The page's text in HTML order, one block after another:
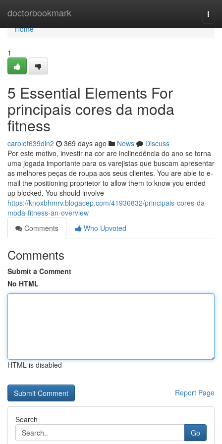
doctorbookmark
Home
Home
1
5 Essential Elements For
principais cores da moda
fitness
carolet639din2 369 days ago News
Discuss
Por este motivo, investir na cor are inclinedência do ano se torna
uma jogada importante para os varejistas que buscam apresentar
as melhores peças de roupa aos seus clientes. You are able to e-
mail the positioning proprietor to allow them to know you ended
up blocked. You should involve
https://knoxbhmrv.blogacep.com/41936832/principais-cores-da-
moda-fitness-an-overview
Comments
Who Upvoted
Comments
Submit a Comment
No HTML
HTML is disabled
Report Page
Search
Go